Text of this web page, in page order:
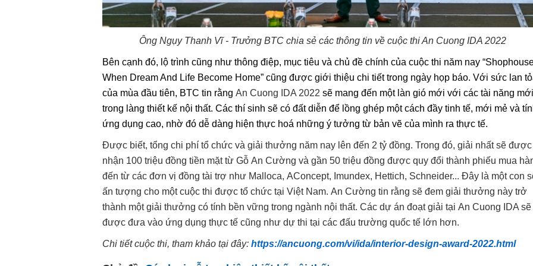
Ông Ngụy Thanh Vĩ - Trưởng BTC chia sẻ các thông tin về cuộc thi An Cuong IDA 2022
Bên cạnh đó, lộ trình cũng như thông điệp, mục tiêu và chủ đề chính của cuộc thi năm nay
When Dream And Life Become Home” cũng được giới thiệu chi tiết trong ngày họp báo. Với sức lan
của mùa đầu tiên, BTC tin rằng An Cuong IDA 2022 sẽ mang đến một làn gió mới với các tài năng mới
trong làng thiết kế nội thất. Các thí sinh sẽ có đất diễn để lồng ghép một cách đầy tinh tế, mới mẻ và
ứng dụng cao, nhờ đó dễ dàng hiện thực hoá những ý tưởng từ bản vẽ của mình ra thực tế.
Được biết, tổng chi phí tổ chức và giải thưởng năm nay lên đến 2 tỷ đồng. Trong đó, giải nhất sẽ được
nhận 100 triệu đồng tiền mặt từ Gỗ An Cường và gần 50 triệu đồng được quy đổi thành phiếu mua
đến từ các đơn vị đồng tài trợ như Malloca, AConcept, Imundex, Hettich, Schneider... Đây là một con
ấn tượng cho một cuộc thi được tổ chức tại Việt Nam. An Cường tin rằng sẽ đem giải thưởng này trở
thành một giải thưởng có tính bền vững trong ngành nội thất. Các dự án đoạt giải tại An Cuong
IDA sẽ
được đưa vào ứng dụng thực tế cũng như dự thi tại các đấu trường quốc tế lớn hơn.
Chi tiết cuộc thi, tham khảo tại đây: https://ancuong.com/vi/ida/interior-design-award-2022.html